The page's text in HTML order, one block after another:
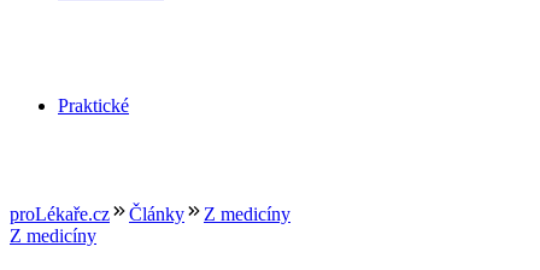
Praktické
proLékaře.cz Články
Z medicíny
Z medicíny